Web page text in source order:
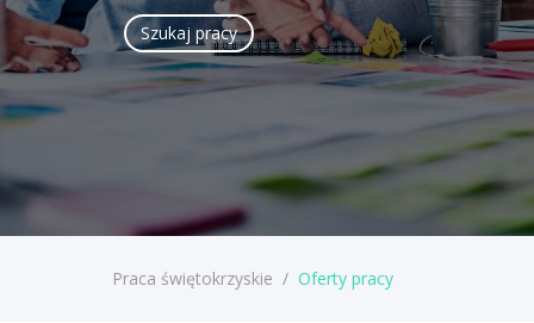
Praca świętokrzyskie / Oferty pracy